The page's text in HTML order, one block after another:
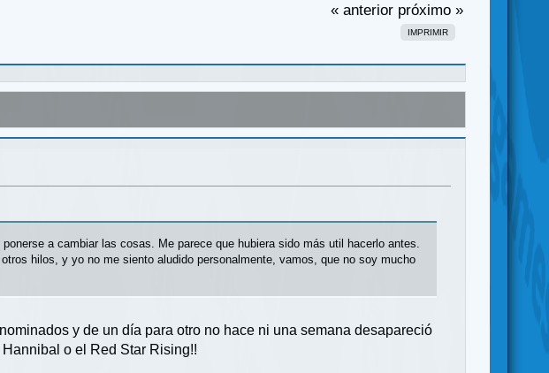
« anterior próximo »
IMPRIMIR
a cambiar las cosas. Me parece que hubiera sido más util hacerlo antes.
hilos, y yo no me siento aludido personalmente, vamos, que no soy mucho
y de un día para otro no hace ni una semana desapareció
o el Red Star Rising!!